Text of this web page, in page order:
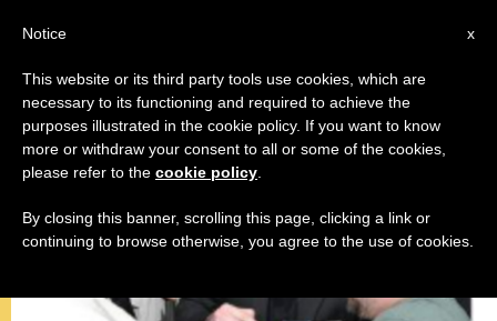
المقابلة العامة,باباوات
x
Notice
This website or its third party tools use cookies, which are
necessary to its functioning and required to achieve the
purposes illustrated in the cookie policy. If you want to know
more or withdraw your consent to all or some of the cookies,
please refer to the cookie policy
By closing this banner, scrolling this page, clicking a link or
continuing to browse otherwise, you agree to the use of cookies.